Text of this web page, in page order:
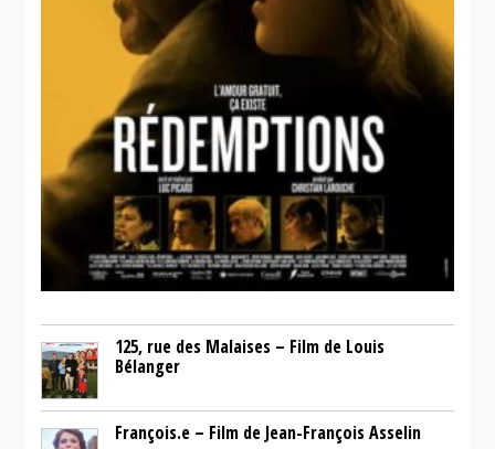
125, rue des Malaises – Film de Louis
Bélanger
François.e – Film de Jean-François Asselin